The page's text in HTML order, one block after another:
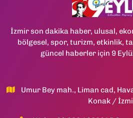
İzmir son dakika haber, ulusal,
bölgesel, spor, turizm, etkinlik,
güncel haberler için 9
Umur Bey mah., Liman cad,
Konak /